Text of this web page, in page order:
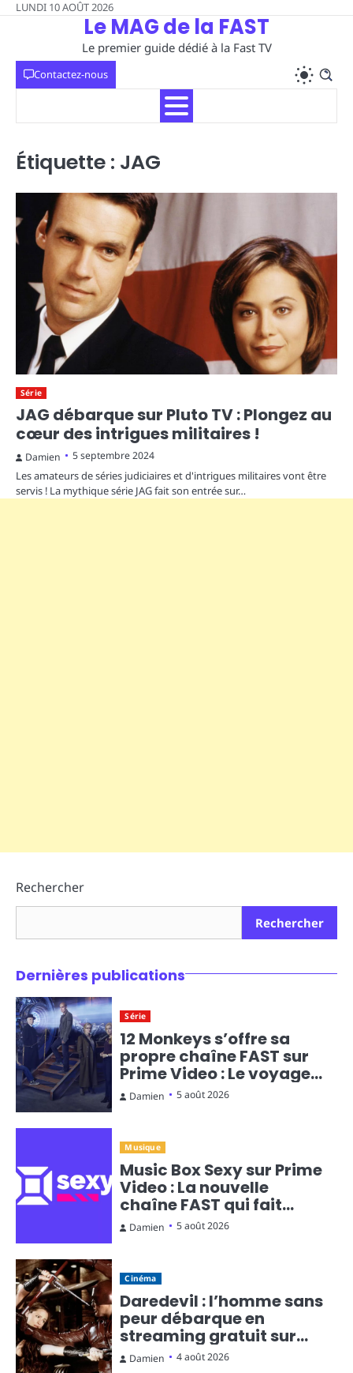
SkipLUNDI 10 AOÛT 2026
Contactez-nous
Le MAG de la FAST
Le premier guide dédié à la Fast TV
Étiquette : JAG
Série
JAG débarque sur Pluto TV : Plongez au
cœur des intrigues militaires !
Damien 5 septembre 2024
Les amateurs de séries judiciaires et d'intrigues militaires vont être
servis ! La mythique série JAG fait son entrée sur…
Rechercher
Rechercher
Dernières publications
Série
12 Monkeys s’offre sa
propre chaîne FAST sur
Prime Video : Le voyage
temporel en diffusion
Damien 5 août 2026
Musique
Music Box Sexy sur Prime
Video : La nouvelle
chaîne FAST qui fait
monter la température
Damien 5 août 2026
Cinéma
Daredevil : l’homme sans
peur débarque en
streaming gratuit sur
Rakuten TV
Damien 4 août 2026